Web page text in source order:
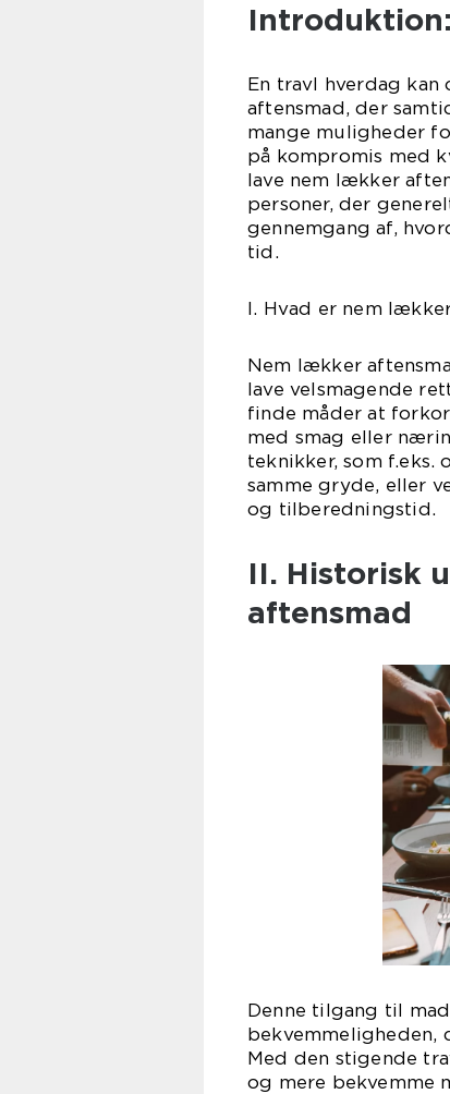
Introduktion:
En travl hverdag
aftensmad, der
mange muligheder
på kompromis med
lave nem lækker
personer, der
gennemgang af,
tid.
I. Hvad er nem
Nem lækker
lave velsmagende
finde måder at
med smag eller
teknikker, som f.eks.
samme gryde, eller
og tilberedningstid.
II. Historisk
aftensmad
Denne tilgang til
bekvemmeligheden,
Med den stigende
og mere bekvemme